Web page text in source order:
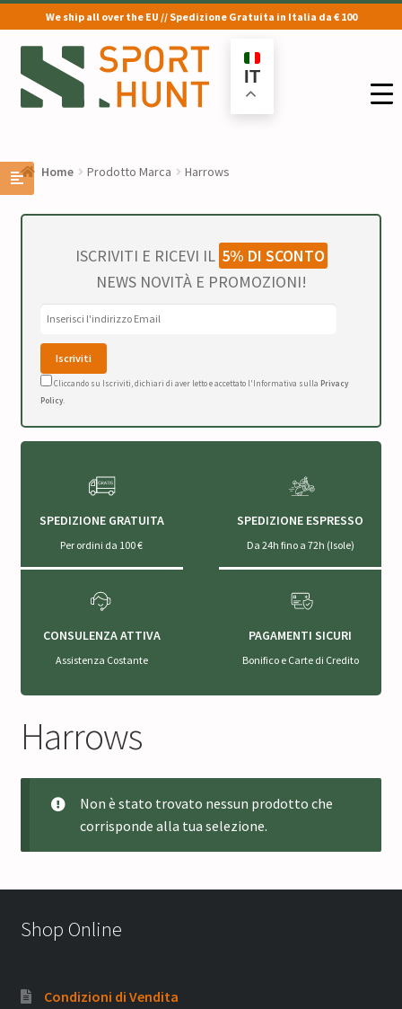
We ship all over the EU // Spedizione Gratuita in Italia da € 100
Vai
alla
navigazione
Vai
al
contenuto
IT
Home Prodotto Marca Harrows
ISCRIVITI E RICEVI IL 5% DI SCONTO
NEWS NOVITÀ E PROMOZIONI!
Cliccando su Iscriviti, dichiari di aver letto e accettato l'Informativa sulla Privacy
Policy.
SPEDIZIONE GRATUITA
Per ordini da 100 €
SPEDIZIONE ESPRESSO
Da 24h fino a 72h (Isole)
CONSULENZA ATTIVA
Assistenza Costante
PAGAMENTI SICURI
Bonifico e Carte di Credito
Harrows
Non è stato trovato nessun prodotto che
corrisponde alla tua selezione.
Shop Online
Condizioni di Vendita